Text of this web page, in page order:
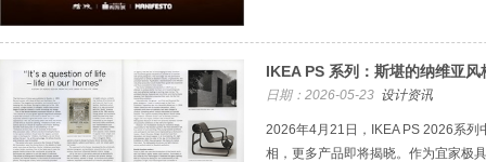
IKEA PS 系列：斯堪的纳维亚风
日期：2026-05-23 设计资讯
2026年4月21日，IKEA PS 2026系列
相，更多产品即将揭晓。作为宜家极